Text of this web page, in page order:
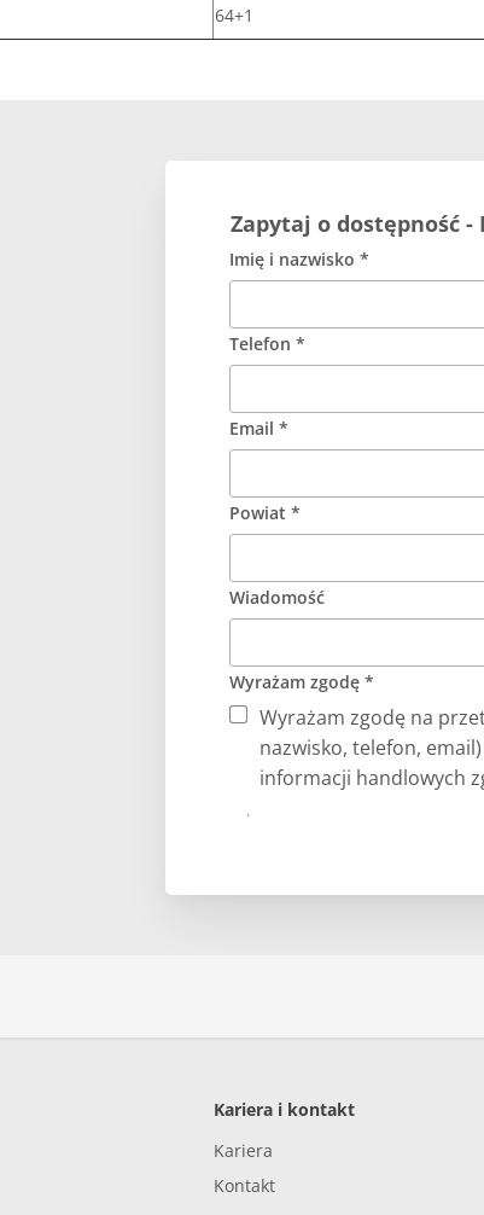
64+1
Zapytaj o dostępność
Imię i nazwisko *
Telefon *
Email *
Powiat *
Wiadomość
Wyrażam zgodę *
Wyrażam zgodę na
nazwisko, telefon,
informacji handlowych
Prześlij
Kariera i kontakt
Kariera
Kontakt